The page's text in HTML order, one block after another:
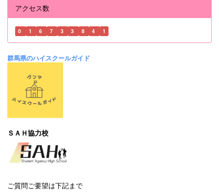
アクセス数
0 1 6 7 3 3 8 4 1
群馬県のハイスクールガイド
ＳＡＨ協力校
ご質問ご要望は下記まで